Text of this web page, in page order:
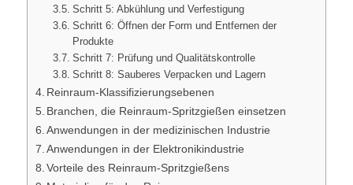
Schritt 5: Abkühlung und Verfestigung
Schritt 6: Öffnen der Form und Entfernen der
Produkte
Schritt 7: Prüfung und Qualitätskontrolle
Schritt 8: Sauberes Verpacken und Lagern
Reinraum-Klassifizierungsebenen
Branchen, die Reinraum-Spritzgießen einsetzen
Anwendungen in der medizinischen Industrie
Anwendungen in der Elektronikindustrie
Vorteile des Reinraum-Spritzgießens